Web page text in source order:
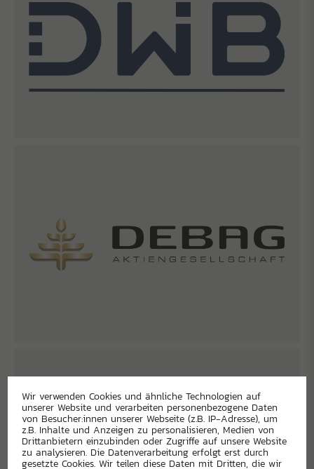
Wir verwenden Cookies und ähnliche Technologien auf
unserer Website und verarbeiten personenbezogene Daten
von Besucher:innen unserer Webseite (z.B. IP-Adresse), um
z.B. Inhalte und Anzeigen zu personalisieren, Medien von
Drittanbietern einzubinden oder Zugriffe auf unsere Website
zu analysieren. Die Datenverarbeitung erfolgt erst durch
gesetzte Cookies. Wir teilen diese Daten mit Dritten, die wir